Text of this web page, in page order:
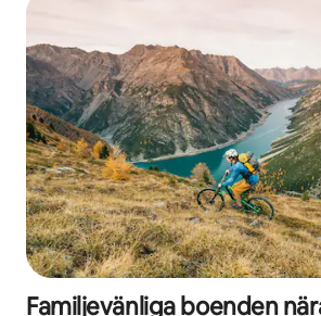
Familjevänliga boenden